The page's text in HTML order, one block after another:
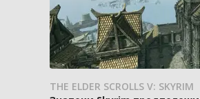
THE ELDER SCROLLS V: SKYRIM